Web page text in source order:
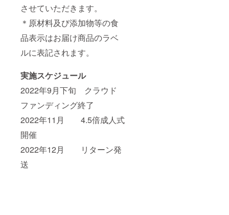
させていただきます。
＊原材料及び添加物等の食
品表示はお届け商品のラベ
ルに表記されます。
実施スケジュール
2022年9月下旬 クラウド
ファンディング終了
2022年11月 4.5倍成人式
開催
2022年12月 リターン発
送